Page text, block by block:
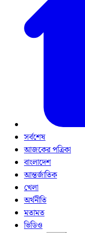
সর্বশেষ
আজকের পত্রিকা
বাংলাদেশ
আন্তর্জাতিক
খেলা
অর্থনীতি
মতামত
ভিডিও